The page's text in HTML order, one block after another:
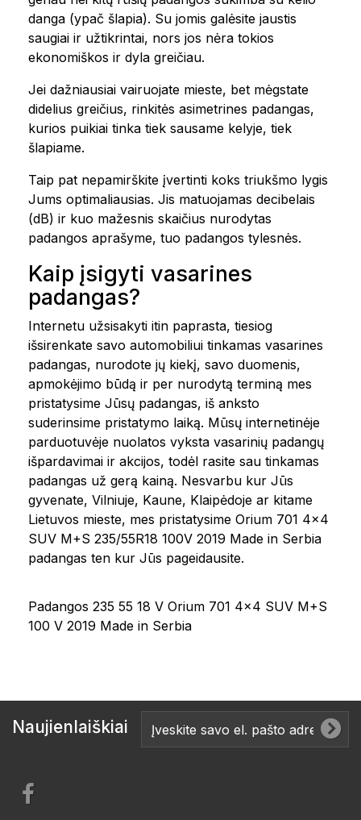
danga (ypač šlapia). Su jomis galėsite jaustis
saugiai ir užtikrintai, nors jos nėra tokios
ekonomiškos ir dyla greičiau.
Jei dažniausiai vairuojate mieste, bet mėgstate
didelius greičius, rinkitės asimetrines padangas,
kurios puikiai tinka tiek sausame kelyje, tiek
šlapiame.
Taip pat nepamirškite įvertinti koks triukšmo lygis
Jums optimaliausias. Jis matuojamas decibelais
(dB) ir kuo mažesnis skaičius nurodytas
padangos aprašyme, tuo padangos tylesnės.
Kaip įsigyti vasarines
padangas?
Internetu užsisakyti itin paprasta, tiesiog
išsirenkate savo automobiliui tinkamas vasarines
padangas, nurodote jų kiekį, savo duomenis,
apmokėjimo būdą ir per nurodytą terminą mes
pristatysime Jūsų padangas, iš anksto
suderinsime pristatymo laiką. Mūsų internetinėje
parduotuvėje nuolatos vyksta vasarinių padangų
išpardavimai ir akcijos, todėl rasite sau tinkamas
padangas už gerą kainą. Nesvarbu kur Jūs
gyvenate, Vilniuje, Kaune, Klaipėdoje ar kitame
Lietuvos mieste, mes pristatysime Orium 701 4x4
SUV M+S 235/55R18 100V 2019 Made in Serbia
padangas ten kur Jūs pageidausite.
Padangos 235 55 18 V Orium 701 4x4 SUV M+S
100 V 2019 Made in Serbia
Naujienlaiškiai